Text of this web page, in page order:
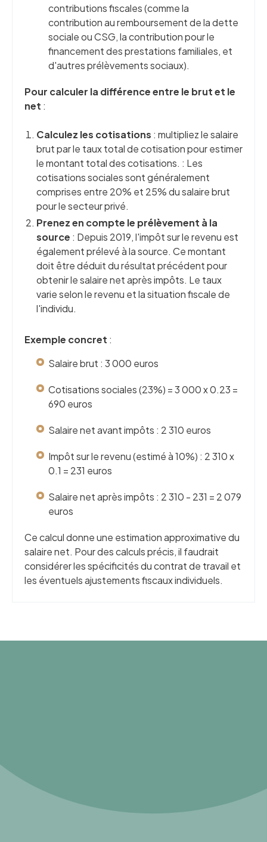
contributions fiscales (comme la
contribution au remboursement de la dette
sociale ou CSG, la contribution pour le
financement des prestations familiales, et
d'autres prélèvements sociaux).
Pour calculer la différence entre le brut et le
net :
Calculez les cotisations : multipliez le salaire
brut par le taux total de cotisation pour estimer
le montant total des cotisations. : Les
cotisations sociales sont généralement
comprises entre 20% et 25% du salaire brut
pour le secteur privé.
Prenez en compte le prélèvement à la
source : Depuis 2019, l'impôt sur le revenu est
également prélevé à la source. Ce montant
doit être déduit du résultat précédent pour
obtenir le salaire net après impôts. Le taux
varie selon le revenu et la situation fiscale de
l'individu.
Exemple concret :
Salaire brut : 3 000 euros
Cotisations sociales (23%) = 3 000 x 0.23 =
690 euros
Salaire net avant impôts : 2 310 euros
Impôt sur le revenu (estimé à 10%) : 2 310 x
0.1 = 231 euros
Salaire net après impôts : 2 310 - 231 = 2 079
euros
Ce calcul donne une estimation approximative du
salaire net. Pour des calculs précis, il faudrait
considérer les spécificités du contrat de travail et
les éventuels ajustements fiscaux individuels.